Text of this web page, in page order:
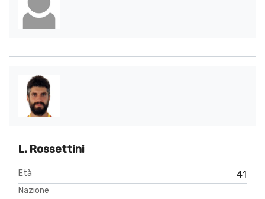
L. Rossettini
Età 41
Nazione